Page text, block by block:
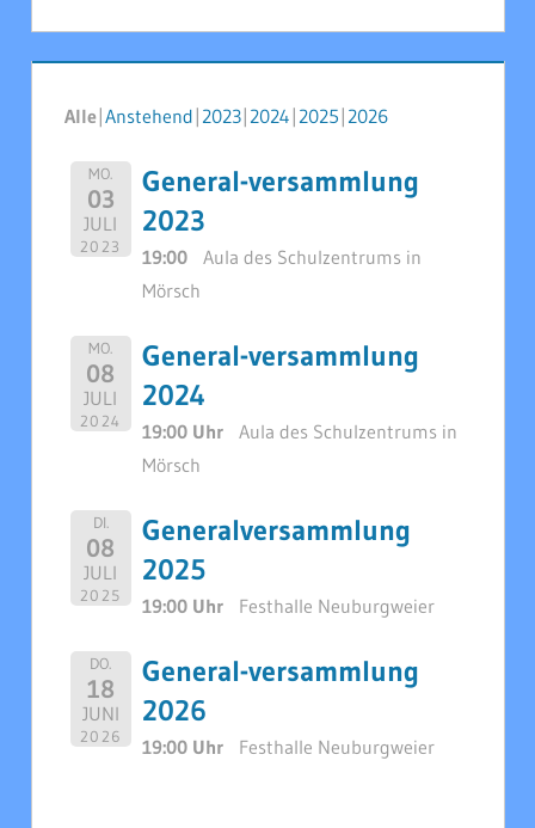
Alle Anstehend 2023 2024 2025 2026
MO.
03
JULI
2023
General-versammlung
2023
19:00
Aula des Schulzentrums in
Mörsch
MO.
08
JULI
2024
General-versammlung
2024
19:00 Uhr
Aula des Schulzentrums in
Mörsch
DI.
08
JULI
2025
Generalversammlung
2025
19:00 Uhr Festhalle Neuburgweier
DO.
18
JUNI
2026
General-versammlung
2026
19:00 Uhr Festhalle Neuburgweier